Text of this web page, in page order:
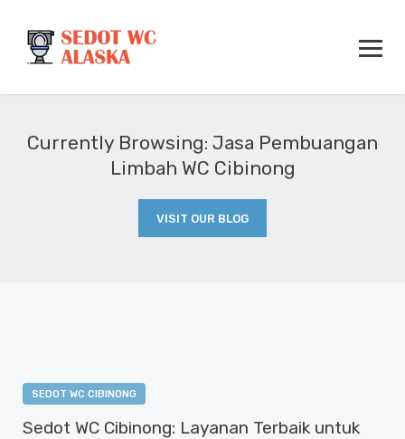
Currently Browsing: Jasa Pembuangan
Limbah WC Cibinong
VISIT OUR BLOG
SEDOT WC CIBINONG
Sedot WC Cibinong: Layanan Terbaik untuk